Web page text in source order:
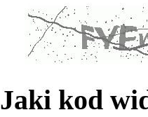
Jaki kod